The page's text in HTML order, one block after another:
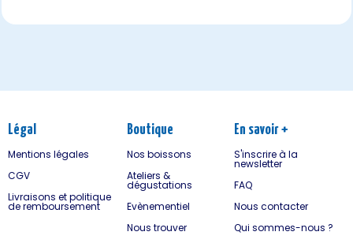
Légal
Mentions légales
CGV
Livraisons et politique
de remboursement
Boutique
Nos boissons
Ateliers &
dégustations
Evènementiel
Nous trouver
En savoir +
S'inscrire à la
newsletter
FAQ
Nous contacter
Qui sommes-nous ?